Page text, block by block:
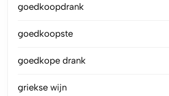
goedkoopdrank
goedkoopste
goedkope drank
griekse wijn